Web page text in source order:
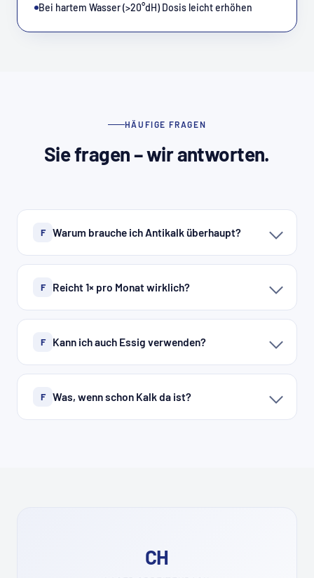
Bei hartem Wasser (>20°dH) Dosis leicht erhöhen
HÄUFIGE FRAGEN
Sie fragen – wir antworten.
F Warum brauche ich Antikalk überhaupt?
F Reicht 1× pro Monat wirklich?
F Kann ich auch Essig verwenden?
F Was, wenn schon Kalk da ist?
CH